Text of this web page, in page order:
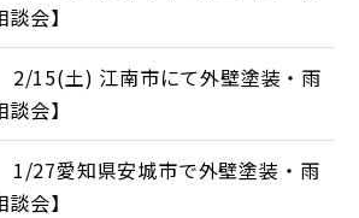
会】
2/15(土) 江南市にて外壁塗装・雨
会】
1/27愛知県安城市で外壁塗装・雨
会】